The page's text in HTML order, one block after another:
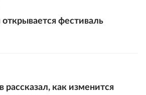
фестиваль
как изменится